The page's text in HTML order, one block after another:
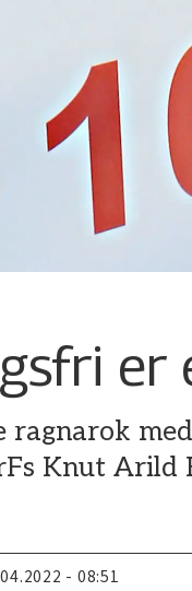
ragnarok
Knut Arild
- 08:51